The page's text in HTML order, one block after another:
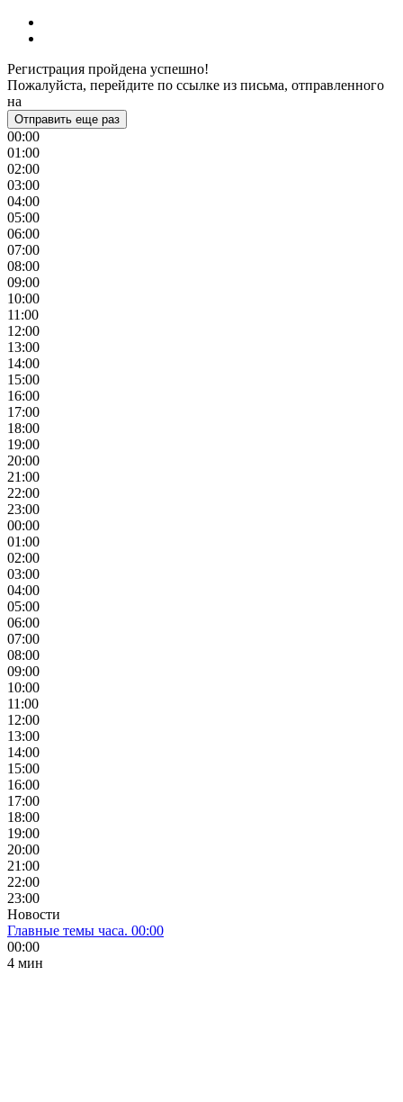
Регистрация пройдена успешно!
Пожалуйста, перейдите по ссылке из письма, отправленного
на
Отправить еще раз
00:00
01:00
02:00
03:00
04:00
05:00
06:00
07:00
08:00
09:00
10:00
11:00
12:00
13:00
14:00
15:00
16:00
17:00
18:00
19:00
20:00
21:00
22:00
23:00
00:00
01:00
02:00
03:00
04:00
05:00
06:00
07:00
08:00
09:00
10:00
11:00
12:00
13:00
14:00
15:00
16:00
17:00
18:00
19:00
20:00
21:00
22:00
23:00
Новости
Главные темы часа. 00:00
00:00
4 мин